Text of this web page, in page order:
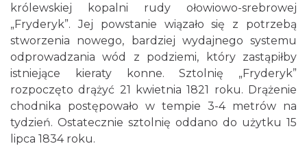
królewskiej kopalni rudy ołowiowo-srebrowej
„Fryderyk”. Jej powstanie wiązało się z potrzebą
stworzenia nowego, bardziej wydajnego systemu
odprowadzania wód z podziemi, który zastąpiłby
istniejące kieraty konne. Sztolnię „Fryderyk”
rozpoczęto drążyć 21 kwietnia 1821 roku. Drążenie
chodnika postępowało w tempie 3-4 metrów na
tydzień. Ostatecznie sztolnię oddano do użytku 15
lipca 1834 roku.